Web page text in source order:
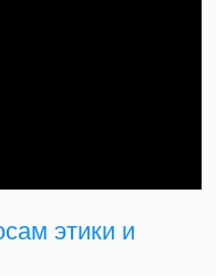
этики и